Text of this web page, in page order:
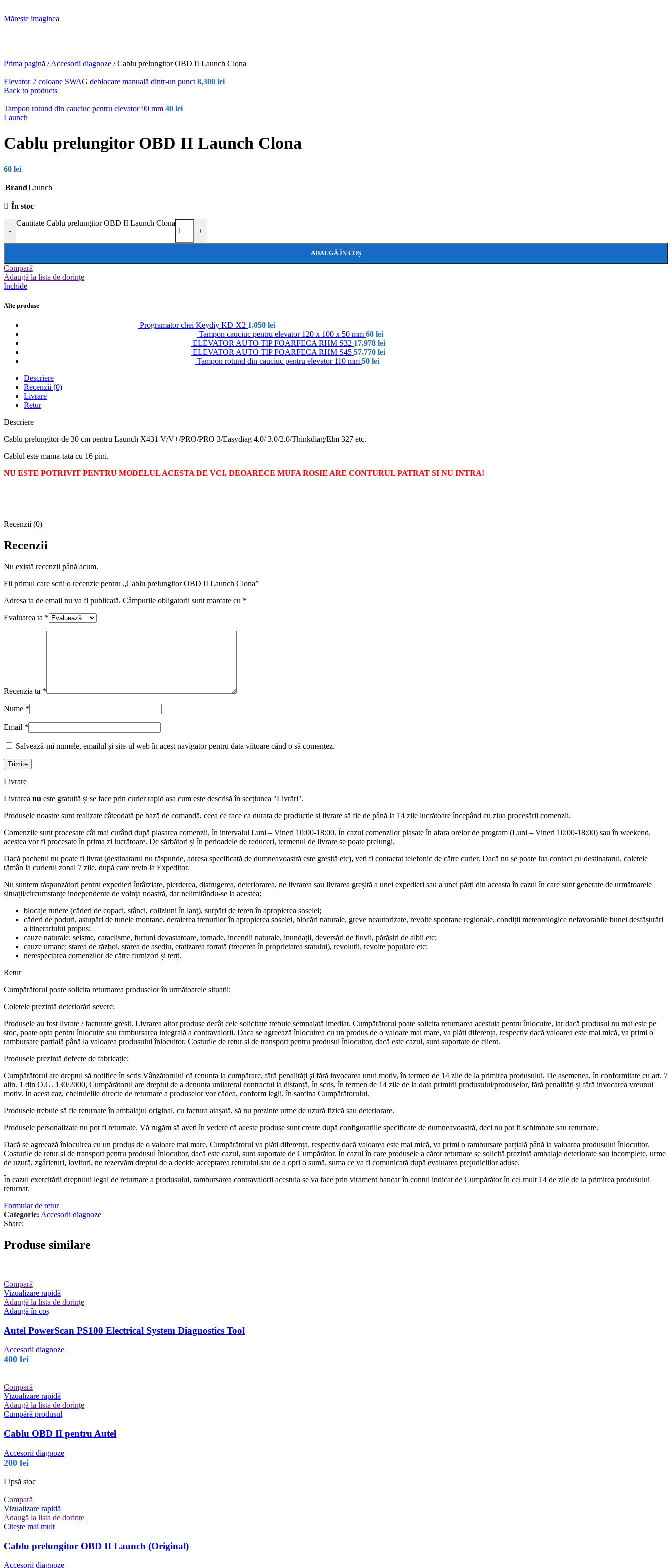
Mărește imaginea
Prima pagină / Accesorii diagnoze / Cablu prelungitor OBD II Launch Clona
Elevator 2 coloane SWAG deblocare manuală dintr-un punct 8,300 lei
Back to products
Tampon rotund din cauciuc pentru elevator 90 mm 40 lei
Launch
Cablu prelungitor OBD II Launch Clona
60 lei
BrandLaunch
În stoc
-
Cantitate Cablu prelungitor OBD II Launch Clona
+
ADAUGĂ ÎN COȘ
Compară
Adaugă la lista de dorințe
Inchide
Alte produse
Programator chei Keydiy KD-X2 1,050 lei
Tampon cauciuc pentru elevator 120 x 100 x 50 mm 60 lei
ELEVATOR AUTO TIP FOARFECA RHM S32 17,978 lei
ELEVATOR AUTO TIP FOARFECA RHM S45 57,770 lei
Tampon rotund din cauciuc pentru elevator 110 mm 50 lei
Descriere
Recenzii (0)
Livrare
Retur
Descriere
Cablu prelungitor de 30 cm pentru Launch X431 V/V+/PRO/PRO 3/Easydiag 4.0/ 3.0/2.0/Thinkdiag/Elm 327 etc.
Cablul este mama-tata cu 16 pini.
NU ESTE POTRIVIT PENTRU MODELUL ACESTA DE VCI, DEOARECE MUFA ROSIE ARE CONTURUL PATRAT SI NU INTRA!
Recenzii (0)
Recenzii
Nu există recenzii până acum.
Fii primul care scrii o recenzie pentru „Cablu prelungitor OBD II Launch Clona”
Adresa ta de email nu va fi publicată. Câmpurile obligatorii sunt marcate cu *
Evaluarea ta *
Recenzia ta *
Nume *
Email *
Salvează-mi numele, emailul și site-ul web în acest navigator pentru data viitoare când o să comentez.
Livrare
Livrarea nu este gratuită și se face prin curier rapid așa cum este descrisă în secțiunea "Livrări".
Produsele noastre sunt realizate câteodată pe bază de comandă, ceea ce face ca durata de producție și livrare să fie de până la 14 zile lucrătoare începând cu ziua procesării comenzii.
Comenzile sunt procesate cât mai curând după plasarea comenzii, în intervalul Luni – Vineri 10:00-18:00. În cazul comenzilor plasate în afara orelor de program (Luni – Vineri 10:00-18:00) sau în weekend,
acestea vor fi procesate în prima zi lucrătoare. De sărbători și în perioadele de reduceri, termenul de livrare se poate prelungi.
Dacă pachetul nu poate fi livrat (destinatarul nu răspunde, adresa specificată de dumneavoastră este greșită etc), veți fi contactat telefonic de către curier. Dacă nu se poate lua contact cu destinatarul, coletele
rămân la curierul zonal 7 zile, după care revin la Expeditor.
Nu suntem răspunzători pentru expedieri întârziate, pierderea, distrugerea, deteriorarea, ne livrarea sau livrarea greșită a unei expedieri sau a unei părți din aceasta în cazul în care sunt generate de următoarele
situații/circumstanțe independente de voința noastră, dar nelimitându-se la acestea:
blocaje rutiere (căderi de copaci, stânci, coliziuni în lanț), surpări de teren în apropierea șoselei;
căderi de poduri, astupări de tunele montane, deraierea trenurilor în apropierea șoselei, blocări naturale, greve neautorizate, revolte spontane regionale, condiții meteorologice nefavorabile bunei desfășurări
a itinerariului propus;
cauze naturale: seisme, cataclisme, furtuni devastatoare, tornade, incendii naturale, inundații, deversări de fluvii, părăsiri de albii etc;
cauze umane: starea de război, starea de asediu, etatizarea forțată (trecerea în proprietatea statului), revoluții, revolte populare etc;
nerespectarea comenzilor de către furnizori și terți.
Retur
Cumpărătorul poate solicita returnarea produselor în următoarele situații:
Coletele prezintă deteriorări severe;
Produsele au fost livrate / facturate greșit. Livrarea altor produse decât cele solicitate trebuie semnalată imediat. Cumpărătorul poate solicita returnarea acestuia pentru înlocuire, iar dacă produsul nu mai este pe
stoc, poate opta pentru înlocuire sau rambursarea integrală a contravalorii. Daca se agreează înlocuirea cu un produs de o valoare mai mare, va plăti diferența, respectiv dacă valoarea este mai mică, va primi o
rambursare parțială până la valoarea produsului înlocuitor. Costurile de retur și de transport pentru produsul înlocuitor, dacă este cazul, sunt suportate de client.
Produsele prezintă defecte de fabricație;
Cumpărătorul are dreptul să notifice în scris Vânzătorului că renunța la cumpărare, fără penalități şi fără invocarea unui motiv, în termen de 14 zile de la primirea produsului. De asemenea, în conformitate cu art. 7
alin. 1 din O.G. 130/2000, Cumpărătorul are dreptul de a denunța unilateral contractul la distanță, în scris, în termen de 14 zile de la data primirii produsului/produselor, fără penalități și fără invocarea vreunui
motiv. În acest caz, cheltuielile directe de returnare a produselor vor cădea, conform legii, în sarcina Cumpărătorului.
Produsele trebuie să fie returnate în ambalajul original, cu factura atașată, să nu prezinte urme de uzură fizică sau deteriorare.
Produsele personalizate nu pot fi returnate. Vă rugăm să aveți în vedere că aceste produse sunt create după configurațiile specificate de dumneavoastră, deci nu pot fi schimbate sau returnate.
Dacă se agreează înlocuirea cu un produs de o valoare mai mare, Cumpărătorul va plăti diferența, respectiv dacă valoarea este mai mică, va primi o rambursare parțială până la valoarea produsului înlocuitor.
Costurile de retur și de transport pentru produsul înlocuitor, dacă este cazul, sunt suportate de Cumpărător. În cazul în care produsele a căror returnare se solicită prezintă ambalaje deteriorate sau incomplete, urme
de uzură, zgârieturi, lovituri, ne rezervăm dreptul de a decide acceptarea returului sau de a opri o sumă, suma ce va fi comunicată după evaluarea prejudiciilor aduse.
În cazul exercitării dreptului legal de returnare a produsului, rambursarea contravalorii acestuia se va face prin virament bancar în contul indicat de Cumpărător în cel mult 14 de zile de la primirea produsului
returnat.
Formular de retur
Categorie: Accesorii diagnoze
Share:
Produse similare
Compară
Vizualizare rapidă
Adaugă la lista de dorințe
Adaugă în coș
Autel PowerScan PS100 Electrical System Diagnostics Tool
Accesorii diagnoze
400 lei
Compară
Vizualizare rapidă
Adaugă la lista de dorințe
Cumpără produsul
Cablu OBD II pentru Autel
Accesorii diagnoze
200 lei
Lipsă stoc
Compară
Vizualizare rapidă
Adaugă la lista de dorințe
Citește mai mult
Cablu prelungitor OBD II Launch (Original)
Accesorii diagnoze